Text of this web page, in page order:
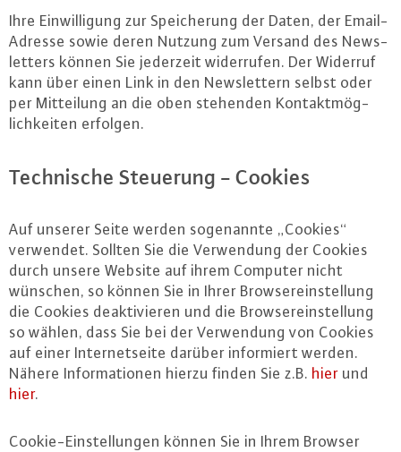
Ihre Ein­wil­li­gung zur Spei­che­rung der Daten, der Email-
Adres­se sowie deren Nutzung zum Versand des News­
let­ters können Sie jederzeit wi­der­ru­fen. Der Widerruf
kann über einen Link in den News­let­tern selbst oder
per Mit­tei­lung an die oben stehenden Kon­takt­mög­
lich­kei­ten erfolgen.
Tech­ni­sche Steuerung - Cookies
Auf unserer Seite werden so­ge­nann­te „Cookies“
verwendet. Sollten Sie die Ver­wen­dung der Cookies
durch unsere Website auf ihrem Computer nicht
wünschen, so können Sie in Ihrer Brow­ser­ein­stel­lung
die Cookies de­ak­ti­vie­ren und die Brow­ser­ein­stel­lung
so wählen, dass Sie bei der Ver­wen­dung von Cookies
auf einer In­ter­net­sei­te darüber in­for­miert werden.
Nähere In­for­ma­tio­nen hierzu finden Sie z.B. hier und
hier.
Coo­kie-Ein­stel­lun­gen können Sie in Ihrem Browser